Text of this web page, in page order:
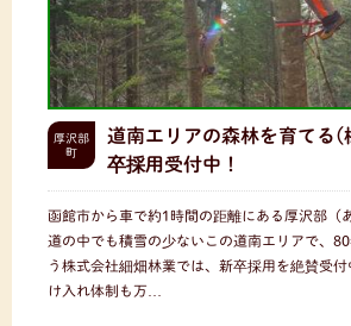
厚沢部
町
道南エリアの森林を育てる(
卒採用受付中！
函館市から車で約1時間の距離にある厚沢部（
道の中でも積雪の少ないこの道南エリアで、
う株式会社細畑林業では、新卒採用を絶賛受
け入れ体制も万…